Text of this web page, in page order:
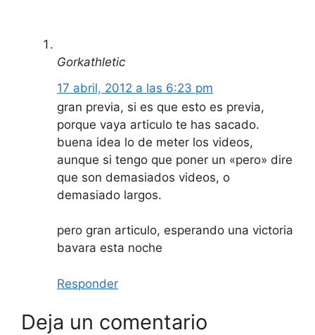
Gorkathletic
17 abril, 2012 a las 6:23 pm
gran previa, si es que esto es previa,
porque vaya articulo te has sacado.
buena idea lo de meter los videos,
aunque si tengo que poner un «pero» dire
que son demasiados videos, o
demasiado largos.
pero gran articulo, esperando una victoria
bavara esta noche
Responder
Deja un comentario